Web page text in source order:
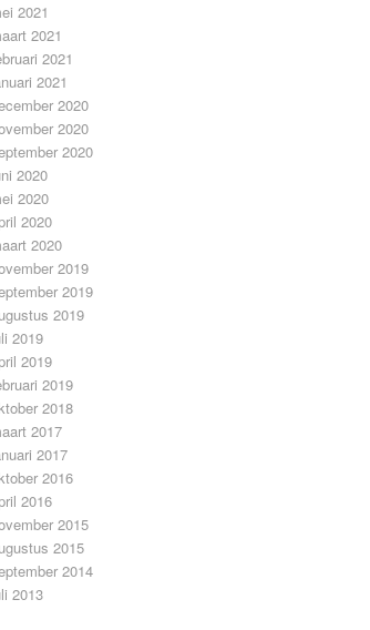
2021
2021
2021
2021
2020
2020
2020
2020
2020
2020
2020
2019
2019
2019
2019
2019
2019
2018
2017
2017
2016
2016
2015
2015
2014
2013